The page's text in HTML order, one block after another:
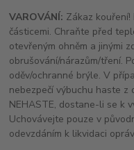
VAROVÁNÍ: Zákaz
částicemi. Chraňte před
otevřeným ohněm a jinými
obrušování/nárazům/tření.
oděv/ochranné brýle. V
nebezpečí výbuchu haste z
NEHASTE, dostane-li se k
Uchovávejte pouze v
odevzdáním k likvidaci